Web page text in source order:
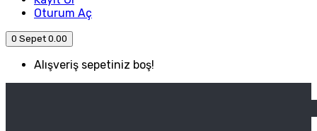
Oturum Aç
0 Sepet 0.00
Alışveriş sepetiniz boş!